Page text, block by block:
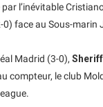
par l’inévitable
0) face au Sous-
Madrid (3-0),
compteur, le club